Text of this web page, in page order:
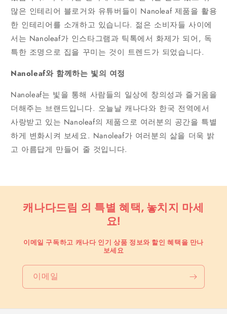
많은 인테리어 블로거와 유튜버들이 Nanoleaf 제품을 활용
한 인테리어를 소개하고 있습니다. 젊은 소비자들 사이에
서는 Nanoleaf가 인스타그램과 틱톡에서 화제가 되어, 독
특한 조명으로 집을 꾸미는 것이 트렌드가 되었습니다.
Nanoleaf와 함께하는 빛의 여정
Nanoleaf는 빛을 통해 사람들의 일상에 창의성과 즐거움을
더해주는 브랜드입니다. 오늘날 캐나다와 한국 전역에서
사랑받고 있는 Nanoleaf의 제품으로 여러분의 공간을 특별
하게 변화시켜 보세요. Nanoleaf가 여러분의 삶을 더욱 밝
고 아름답게 만들어 줄 것입니다.
캐나다드림 의 특별 혜택, 놓치지 마세
요!
이메일 구독하고 캐나다 인기 상품 정보와 할인 혜택을 만나
보세요
이메일